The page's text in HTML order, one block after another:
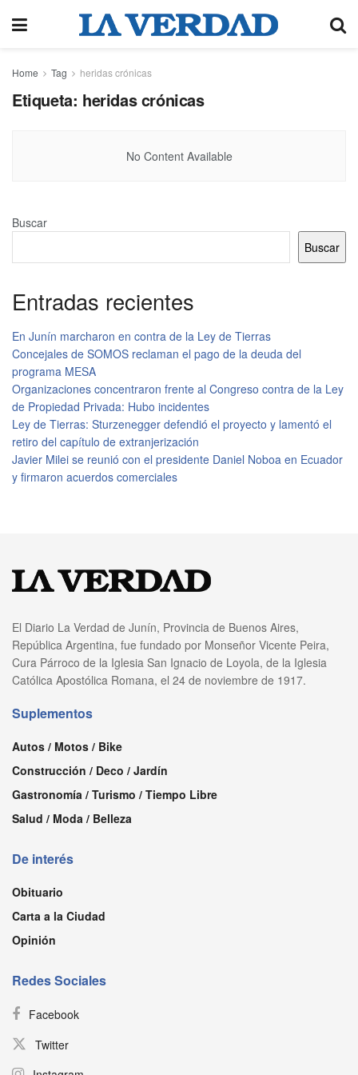
Home Tag heridas crónicas
Etiqueta: heridas crónicas
No Content Available
Buscar
Buscar
Entradas recientes
En Junín marcharon en contra de la Ley de Tierras
Concejales de SOMOS reclaman el pago de la deuda del
programa MESA
Organizaciones concentraron frente al Congreso contra de la Ley
de Propiedad Privada: Hubo incidentes
Ley de Tierras: Sturzenegger defendió el proyecto y lamentó el
retiro del capítulo de extranjerización
Javier Milei se reunió con el presidente Daniel Noboa en Ecuador
y firmaron acuerdos comerciales
El Diario La Verdad de Junín, Provincia de Buenos Aires,
República Argentina, fue fundado por Monseñor Vicente Peira,
Cura Párroco de la Iglesia San Ignacio de Loyola, de la Iglesia
Católica Apostólica Romana, el 24 de noviembre de 1917.
Suplementos
Autos / Motos / Bike
Construcción / Deco / Jardín
Gastronomía / Turismo / Tiempo Libre
Salud / Moda / Belleza
De interés
Obituario
Carta a la Ciudad
Opinión
Redes Sociales
Facebook
Twitter